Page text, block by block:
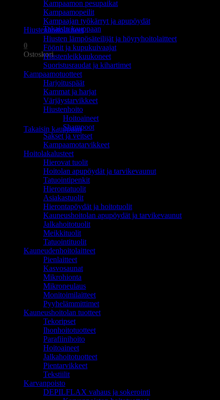
Ostoskori on tyhjä.
Takaisin kauppaan
0
Ostoskori
Ostoskori on tyhjä.
Takaisin kauppaan
Kampaamon pesupaikat
Kampaamopeilit
Kampaajan työkärryt ja apupöydät
Hiustenhoitolaitteet
Hiusten lämpösäteilijät ja höyryhoitolaitteet
Föönit ja kupukuivaajat
Hiustenleikkuukoneet
Suoristusraudat ja kihartimet
Kampaamotuotteet
Harjoituspäät
Kammat ja harjat
Värjäystarvikkeet
Hiustenhoito
Hoitoaineet
Shampoot
Sakset ja veitset
Kampaamotarvikkeet
Hoitolakalusteet
Hierovat tuolit
Hoitolan apupöydät ja tarvikevaunut
Tatuointipenkit
Hierontatuolit
Asiakastuolit
Hierontapöydät ja hoitotuolit
Kauneushoitolan apupöydät ja tarvikevaunut
Jalkahoitotuolit
Meikkituolit
Tatuointituolit
Kauneudenhoitolaitteet
Pienlaitteet
Kasvosaunat
Mikrohionta
Mikroneulaus
Monitoimilaitteet
Pyyhelämmittimet
Kauneushoitolan tuotteet
Tekoripset
Ihonhoitotuotteet
Parafiinihoito
Hoitoaineet
Jalkahoitotuotteet
Pientarvikkeet
Tekstiilit
Karvanpoisto
DEPILFLAX vahaus ja sokerointi